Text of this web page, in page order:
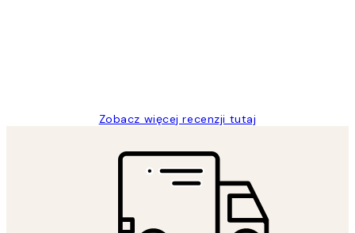
Zobacz więcej recenzji tutaj